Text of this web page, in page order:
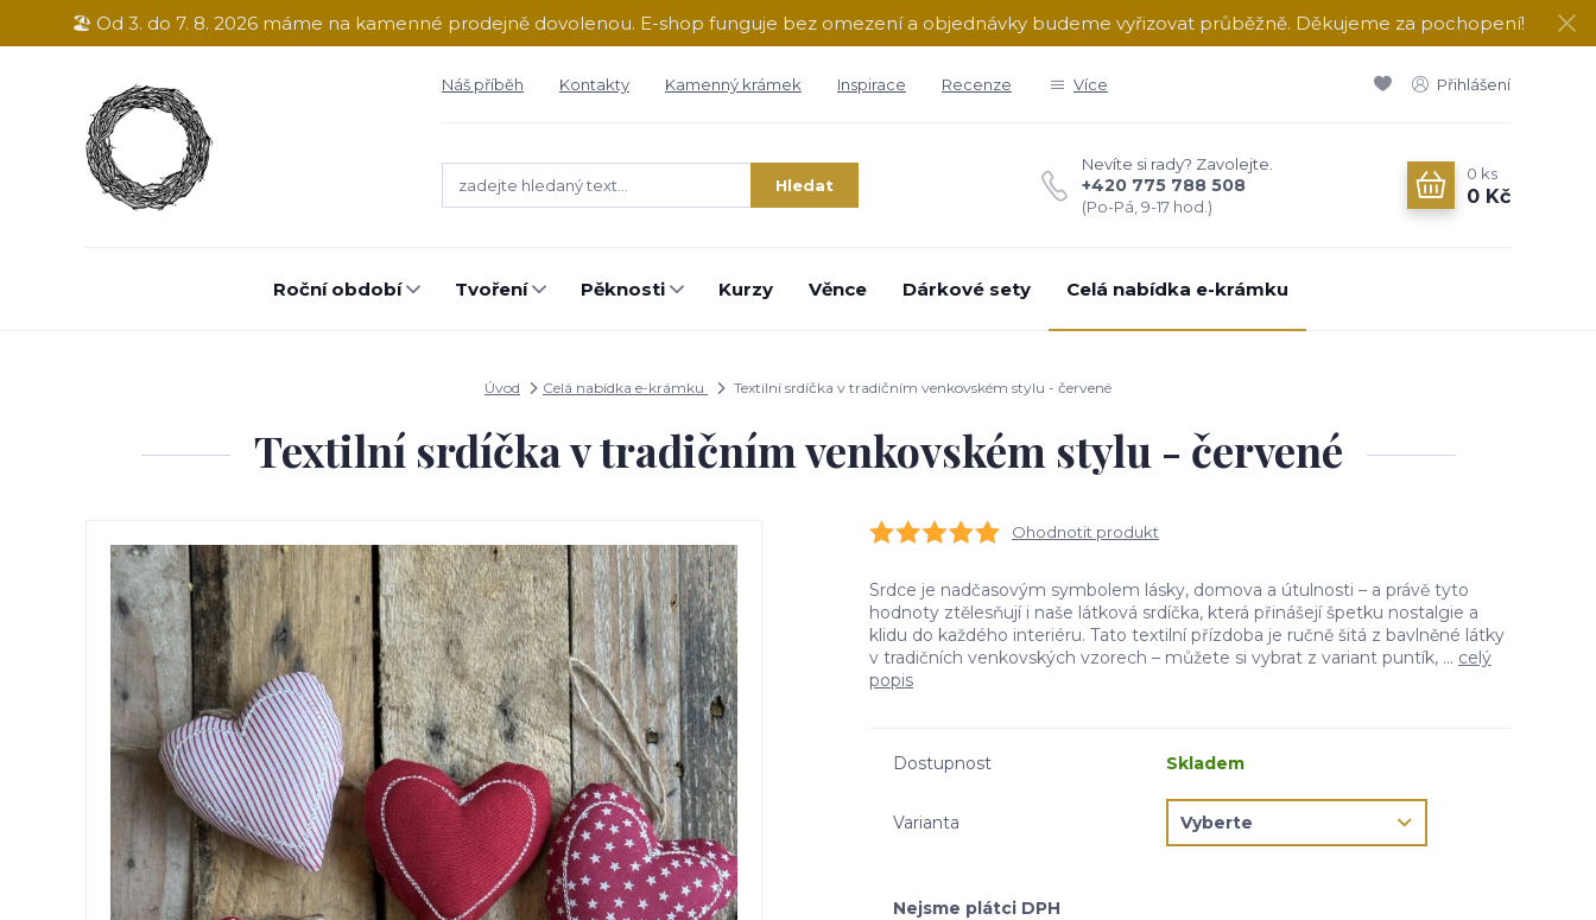
🏖️ Od 3. do 7. 8. 2026 máme na kamenné prodejně dovolenou. E-shop funguje bez omezení a objednávky budeme vyřizovat průběžně. Děkujeme za pochopení!
Náš příběh Kontakty Kamenný krámek Inspirace Recenze Více Přihlášení
Hledat
Nevíte si rady? Zavolejte.
+420 775 788 508
(Po-Pá, 9-17 hod.)
0 ks
0 Kč
Roční období Tvoření Pěknosti Kurzy Věnce Dárkové sety Celá nabídka e-krámku
Úvod Celá nabídka e-krámku Textilní srdíčka v tradičním venkovském stylu - červené
Textilní srdíčka v tradičním venkovském stylu - červené
Ohodnotit produkt
Srdce je nadčasovým symbolem lásky, domova a útulnosti – a právě tyto
hodnoty ztělesňují i naše látková srdíčka, která přinášejí špetku nostalgie a
klidu do každého interiéru. Tato textilní přízdoba je ručně šitá z bavlněné látky
v tradičních venkovských vzorech – můžete si vybrat z variant puntík, ... celý
popis
Dostupnost Skladem
Varianta
Nejsme plátci DPH